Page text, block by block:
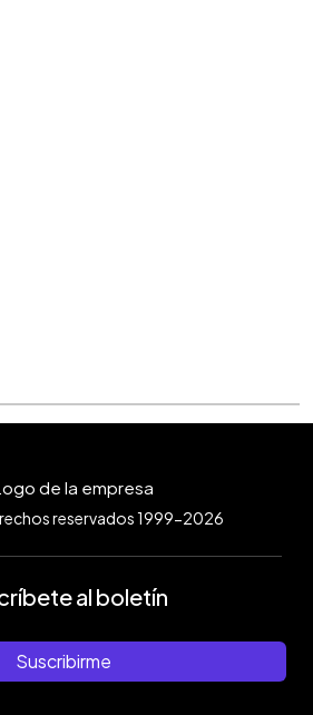
reservados 1999-2026
al boletín
Suscribirme